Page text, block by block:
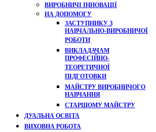
ВИРОБНИЧІ ІННОВАЦІЇ
НА ДОПОМОГУ
ЗАСТУПНИКУ З
НАВЧАЛЬНО-ВИРОБНИЧОЇ
РОБОТИ
ВИКЛАДАЧАМ
ПРОФЕСІЙНО-
ТЕОРЕТИЧНОЇ
ПІДГОТОВКИ
МАЙСТРУ ВИРОБНИЧОГО
НАВЧАННЯ
СТАРШОМУ МАЙСТРУ
ДУАЛЬНА ОСВІТА
ВИХОВНА РОБОТА